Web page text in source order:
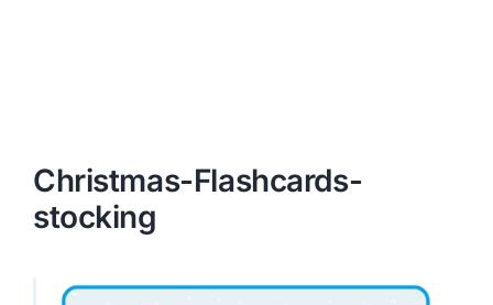
Christmas-Flashcards-
stocking